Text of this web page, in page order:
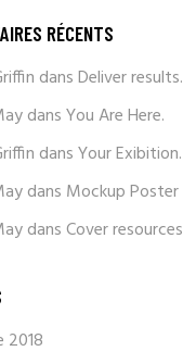
RÉCENTS
dansDeliver results.
dansYou Are Here.
dansYour Exibition.
dans Mockup Poster
dansCover resources
2018